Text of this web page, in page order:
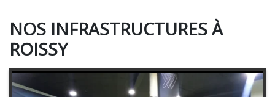
NOS INFRASTRUCTURES À
ROISSY